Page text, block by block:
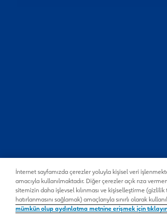
Gizlilik Sözleşmesi ve Kullanım
İnternet sayfamızda çerezler yoluyla kişisel veri
amacıyla kullanılmaktadır. Diğer çerezler açık rıza
sitemizin daha işlevsel kılınması ve kişiselleştirme
hatırlanmasını sağlamak) amaçlarıyla sınırlı olarak
mümkün olup aydınlatma metnine erişmek için